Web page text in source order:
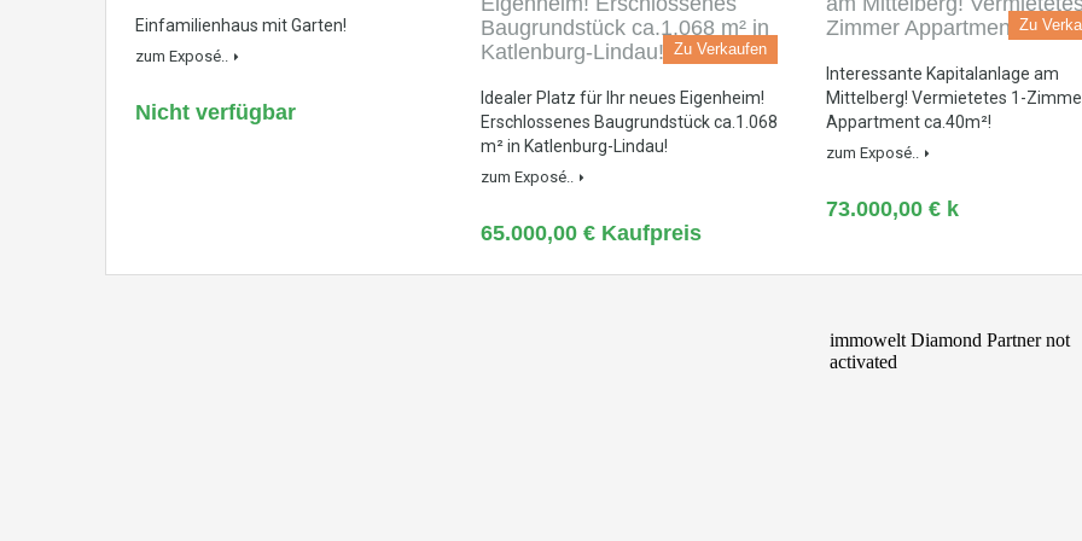
Einfamilienhaus mit Garten!
zum Exposé..
Nicht verfügbar
Zu Verkaufen
Idealer Platz für Ihr neues Eigenheim!
Erschlossenes Baugrundstück ca.1.068
m² in Katlenburg-Lindau!
zum Exposé..
65.000,00 € Kaufpreis
Zu
Interessante Kapitalanlage am
Mittelberg! Vermietetes 1-
Appartment ca.40m²!
zum Exposé..
73.000,00 € k